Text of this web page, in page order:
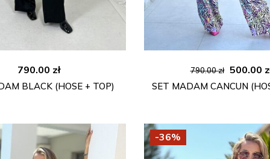
790.00 zł
BLACK (HOSE + TOP)
790.00zł
Preis
500.00
SET MADAM CANCUN
-36%